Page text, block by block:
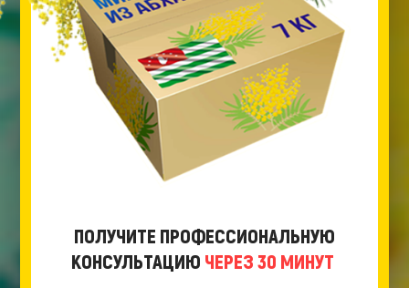
ПОЛУЧИТЕ ПРОФЕССИОНАЛЬНУЮ
КОНСУЛЬТАЦИЮ ЧЕРЕЗ 30 МИНУТ